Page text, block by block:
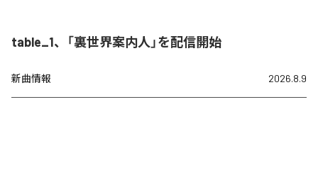
table_1、「裏世界案内人」を配信開始
新曲情報 2026.8.9